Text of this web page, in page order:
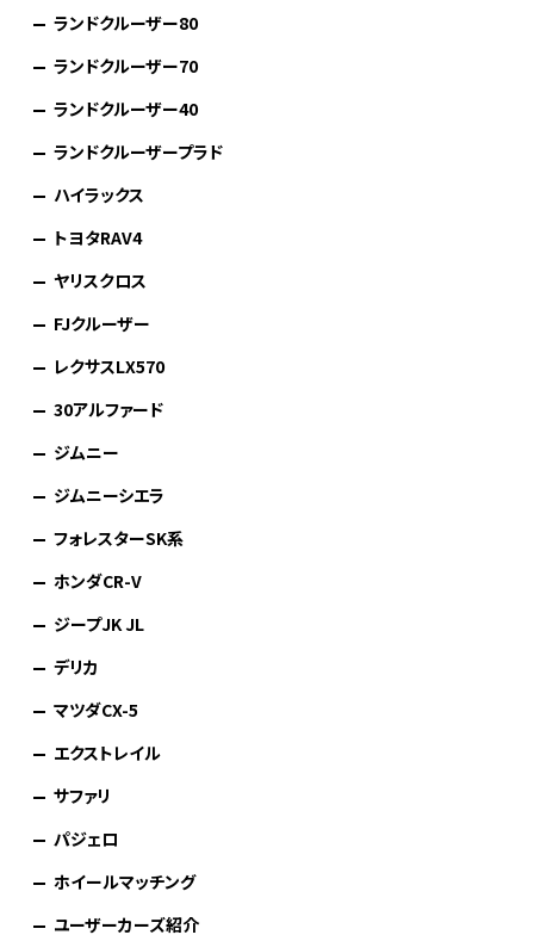
ランドクルーザー80
ランドクルーザー70
ランドクルーザー40
ランドクルーザープラド
ハイラックス
トヨタRAV4
ヤリスクロス
FJクルーザー
レクサスLX570
30アルファード
ジムニー
ジムニーシエラ
フォレスターSK系
ホンダCR-V
ジープJK JL
デリカ
マツダCX-5
エクストレイル
サファリ
パジェロ
ホイールマッチング
ユーザーカーズ紹介